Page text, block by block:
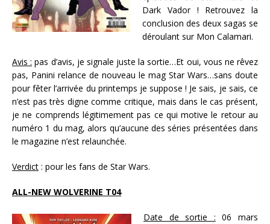
Dark Vador ! Retrouvez la
conclusion des deux sagas se
déroulant sur Mon Calamari.
Avis : pas d’avis, je signale juste la sortie…Et oui, vous ne rêvez
pas, Panini relance de nouveau le mag Star Wars…sans doute
pour fêter l’arrivée du printemps je suppose ! Je sais, je sais, ce
n’est pas très digne comme critique, mais dans le cas présent,
je ne comprends légitimement pas ce qui motive le retour au
numéro 1 du mag, alors qu’aucune des séries présentées dans
le magazine n’est relaunchée.
Verdict : pour les fans de Star Wars.
ALL-NEW WOLVERINE T04
Date de sortie : 06 mars